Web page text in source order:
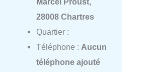
28008 Chartres
Quartier :
Téléphone : Aucun
téléphone ajouté